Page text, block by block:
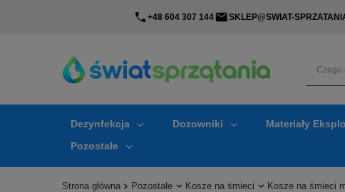
+48 604 307 144 SKLEP@SWIAT-
Dezynfekcja Dozowniki Materiały
Pozostałe
Strona główna Pozostałe Kosze na śmieci Kosze na śmieci